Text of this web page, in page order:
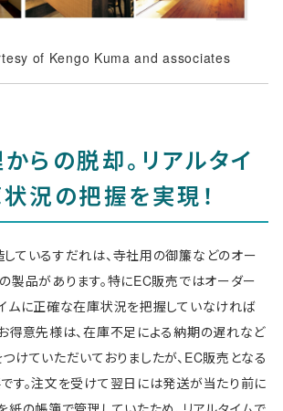
of Kengo Kuma and associates
らの脱却。リアルタイ
況の把握を実現！
ているすだれは、寺社用の御簾などのオー
製品があります。特にEC販売ではオーダー
ムに正確な在庫状況を把握していなければ
得意先様は、在庫不足による納期の遅れなど
けていただいておりましたが、EC販売となる
す。注文を受けて翌日には発送が当たり前に